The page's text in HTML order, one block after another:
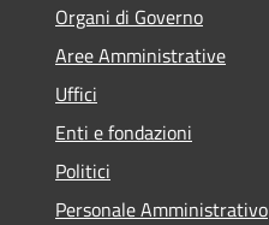
Organi di Governo
Aree Amministrative
Uffici
Enti e fondazioni
Politici
Personale Amministrativo